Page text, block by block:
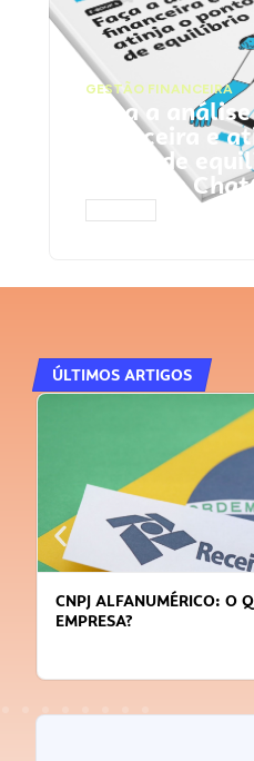
GESTÃO FINANCEIRA
Faça a análise
financeira e
ponto de
Prompts
ÚLTIMOS ARTIGOS
CNPJ ALFANUMÉRICO: O
EMPRESA?